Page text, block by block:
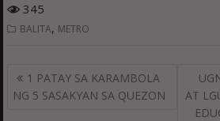
345
BALITA, METRO
Post
navigation
1 PATAY SA KARAMBOLA
NG 5 SASAKYAN SA QUEZON
AT